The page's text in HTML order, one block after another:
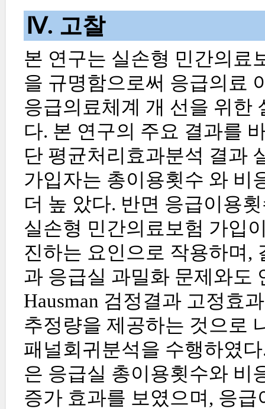
Ⅳ. 고찰
본 연구는 실손형 민간의료
을 규명함으로써 응급의료
응급의료체계 개 선을 위한
다. 본 연구의 주요 결과를
단 평균처리효과분석 결과
가입자는 총이용횟수 와 비
더 높 았다. 반면 응급이용
실손형 민간의료보험 가입
진하는 요인으로 작용하며,
과 응급실 과밀화 문제와도
Hausman 검정결과 고정효
추정량을 제공하는 것으로
패널회귀분석을 수행하였
은 응급실 총이용횟수와 비
증가 효과를 보였으며, 응